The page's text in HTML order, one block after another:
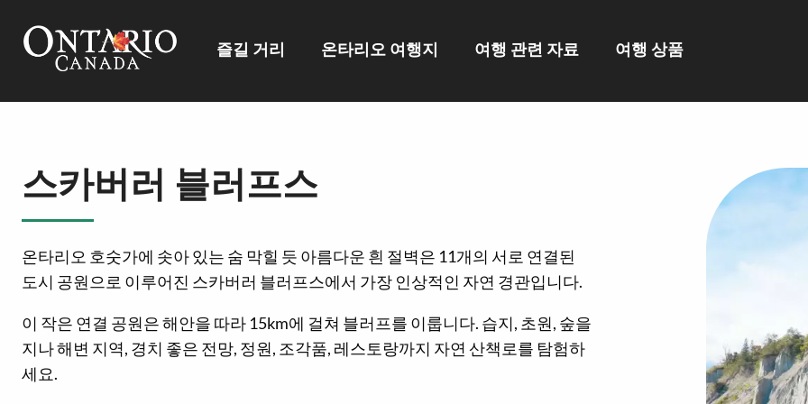
즐길 거리 온타리오 여행지 여행 관련 자료 여행 상품
스카버러 블러프스
온타리오 호숫가에 솟아 있는 숨 막힐 듯 아름다운 흰 절벽은 11개의 서로 연결된
도시 공원으로 이루어진 스카버러 블러프스에서 가장 인상적인 자연 경관입니다.
이 작은 연결 공원은 해안을 따라 15km에 걸쳐 블러프를 이룹니다. 습지, 초원, 숲을
지나 해변 지역, 경치 좋은 전망, 정원, 조각품, 레스토랑까지 자연 산책로를 탐험하
세요.